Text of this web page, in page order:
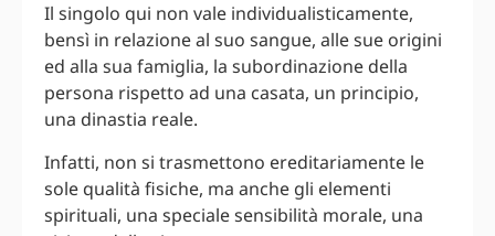
Il singolo qui non vale individualisticamente,
bensì in relazione al suo sangue, alle sue origini
ed alla sua famiglia, la subordinazione della
persona rispetto ad una casata, un principio,
una dinastia reale.
Infatti, non si trasmettono ereditariamente le
sole qualità fisiche, ma anche gli elementi
spirituali, una speciale sensibilità morale, una